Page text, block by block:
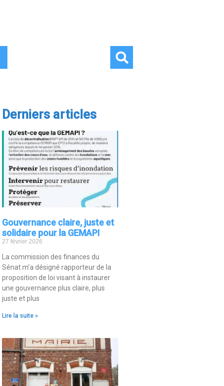
Derniers articles
Gouvernance claire, juste et
solidaire pour la GEMAPI
27 février 2026
La commission des finances du
Sénat m’a désigné rapporteur de la
proposition de loi visant à instaurer
une gouvernance plus claire, plus
juste et plus
Lire la suite »